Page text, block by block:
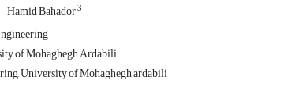
Hamid Bahador3
of Mohaghegh Ardabili
University of Mohaghegh ardabili